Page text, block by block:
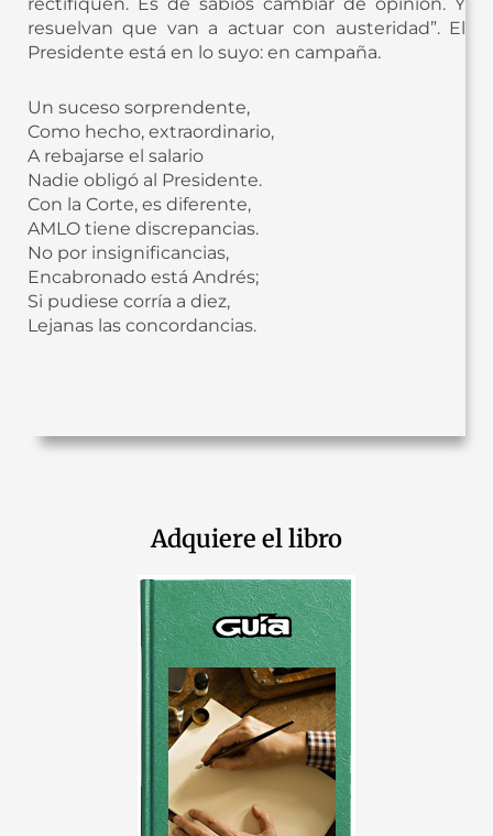
resuelvan que van a actuar con austeridad”. El
Presidente está en lo suyo: en campaña.
Un suceso sorprendente,
Como hecho, extraordinario,
A rebajarse el salario
Nadie obligó al Presidente.
Con la Corte, es diferente,
AMLO tiene discrepancias.
No por insignificancias,
Encabronado está Andrés;
Si pudiese corría a diez,
Lejanas las concordancias.
Adquiere el libro